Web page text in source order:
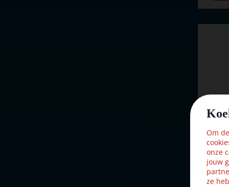
Om
onze
jouw
ze